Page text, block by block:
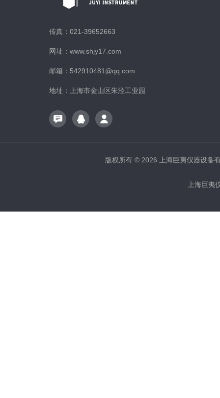
传真：021-39652663
网址：www.shjy17.com
邮箱：542910481@qq.com
地址：上海市金山区朱泾工业园
版权所有 © 2026 上海巨夷仪器设
上海巨夷